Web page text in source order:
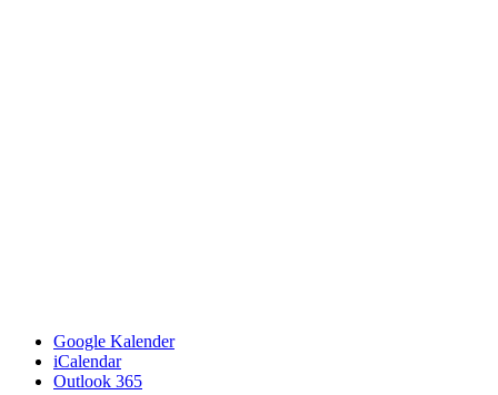
Google Kalender
iCalendar
Outlook 365